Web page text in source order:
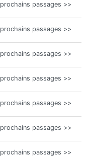
prochains passages >>
prochains passages >>
prochains passages >>
prochains passages >>
prochains passages >>
prochains passages >>
prochains passages >>